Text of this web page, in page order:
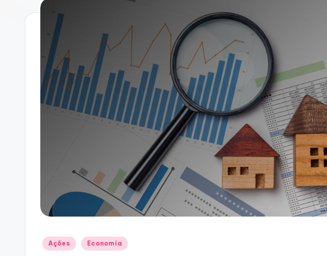
Posted
Ações Economia